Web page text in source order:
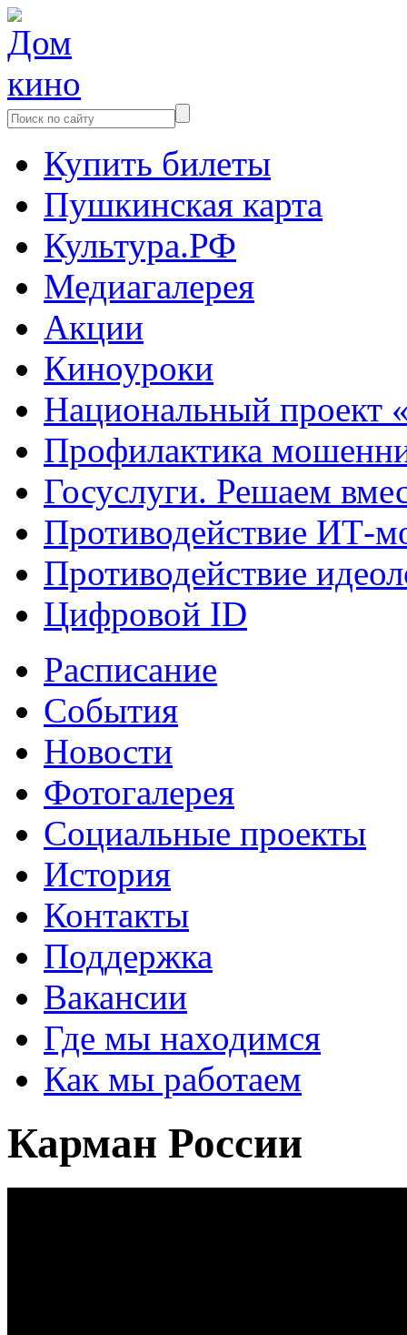
Купить билеты
Пушкинская карта
Культура.РФ
Медиагалерея
Акции
Киноуроки
Национальный проект
Профилактика
Госуслуги. Решаем
Противодействие ИТ-
Противодействие
Цифровой ID
Расписание
События
Новости
Фотогалерея
Социальные проекты
История
Контакты
Поддержка
Вакансии
Где мы находимся
Как мы работаем
Карман России